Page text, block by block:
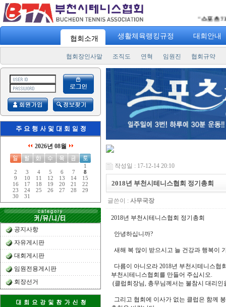
스포츠 7330"
협회소개 생활체육랭킹규정 대회안내
협회장인사말 조직도 연혁 임원진 협회규약
2026년 08월
1
2
3 4 5 6 7
8
9
10 11 12 13 14
15
16
17 18 19 20 21
22
23
24 25 26 27 28
29
30
31
공지사항
자유게시판
대회게시판
임원전용게시판
회장선거
작성일 : 17-12-14 20:10
2018년 부천시테니스협회 정기총회
글쓴이 : 사무국장
2018년 부천시테니스협회 정기총회
안녕하십니까?
새해 복 많이 받으시고 늘 건강과 행복이
다름이 아니오라 2018년 부천시테니스
부천시테니스협회를 만들어 주십시오.
(클럽회장님, 총무님께서는 불참시 대리인
그리고 협회에 이사가 없는 클럽은 함께